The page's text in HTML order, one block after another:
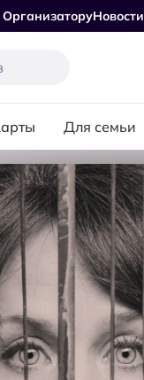
ОрганизаторуНовости
Для семьи